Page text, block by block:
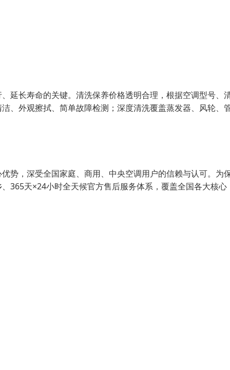
延长寿命的关键。清洗保养价格透明合理，根据空调型号、
、外观擦拭、简单故障检测；深度清洗覆盖蒸发器、风轮、
势，深受全国家庭、商用、中央空调用户的信赖与认可。为
365天×24小时全天候官方售后服务体系，覆盖全国各大核心